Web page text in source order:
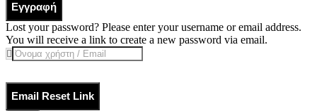
Εγγραφή
Lost your password? Please enter your username or email address.
You will receive a link to create a new password via email.
Email Reset Link